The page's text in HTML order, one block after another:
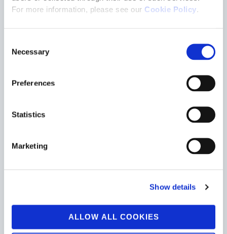
For more information, please see our Cookie Policy.
Selection
Necessary
Preferences
Statistics
Marketing
Show details
ALLOW ALL COOKIES
Lavazza per presentare un case study congiunto che illustra
il superamento di approcci gestionali a silos
l’abilitazione di una maggiore visibilità end-to-end
collaborativo
evolvere verso una gestione più avanzata e orchestrata
dell’intero ecosistema, attraverso l’integrazione di processi,
Il Gartner Supply Chain Symposium/Xpo™ 2026 sarà
un’occasione per approfondire questi temi e confrontarsi con